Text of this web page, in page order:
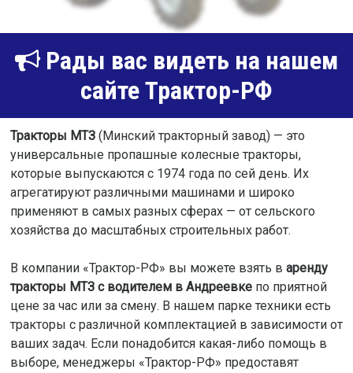
Рады вас видеть на нашем
сайте Трактор-РФ
Тракторы МТЗ(Минский тракторный завод) — это
универсальные пропашные колесные тракторы,
которые выпускаются с 1974 года по сей день. Их
агрегатируют различными машинами и широко
применяют в самых разных сферах — от сельского
хозяйства до масштабных строительных работ.
В компании «Трактор-РФ» вы можете взять в аренду
тракторы МТЗ с водителем в Андреевкепо приятной
цене за час или за смену. В нашем парке техники есть
тракторы с различной комплектацией в зависимости от
ваших задач. Если понадобится какая-либо помощь в
выборе, менеджеры «Трактор-РФ» предоставят